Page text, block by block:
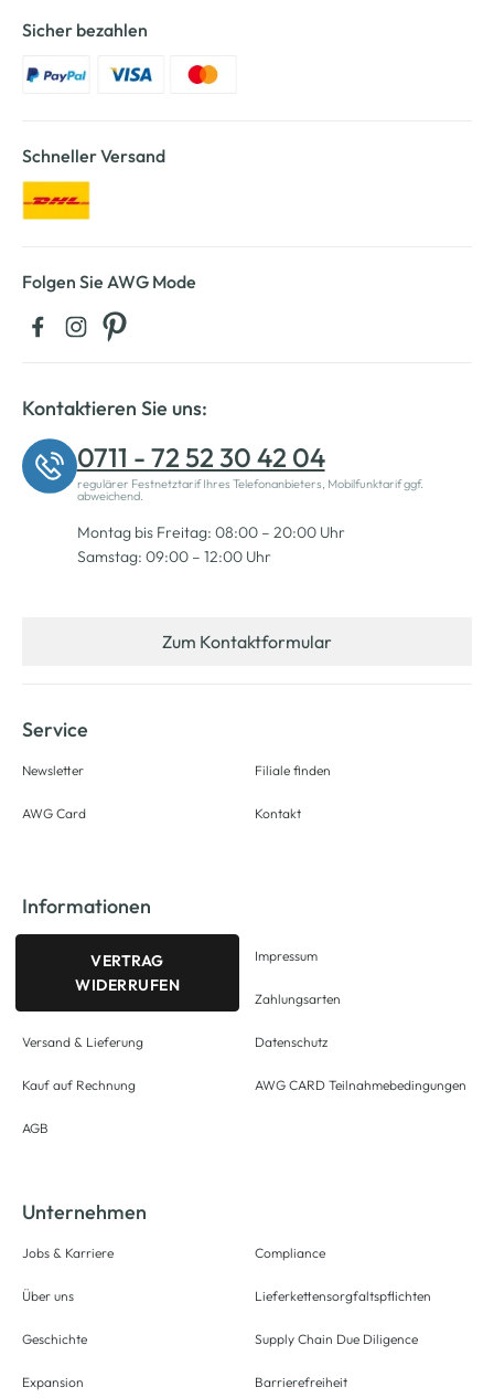
Sicher bezahlen
Schneller Versand
Folgen Sie AWG Mode
Kontaktieren Sie uns:
0711 - 72 52 30 42 04
regulärer Festnetztarif Ihres Telefonanbieters, Mobilfunktarif ggf.
abweichend.
Montag bis Freitag: 08:00 – 20:00 Uhr
Samstag: 09:00 – 12:00 Uhr
Zum Kontaktformular
Service
Newsletter
AWG Card
Filiale finden
Kontakt
Informationen
VERTRAG
WIDERRUFEN
Versand & Lieferung
Kauf auf Rechnung
AGB
Impressum
Zahlungsarten
Datenschutz
AWG CARD Teilnahmebedingungen
Unternehmen
Jobs & Karriere
Über uns
Geschichte
Expansion
Compliance
Lieferkettensorgfaltspflichten
Supply Chain Due Diligence
Barrierefreiheit